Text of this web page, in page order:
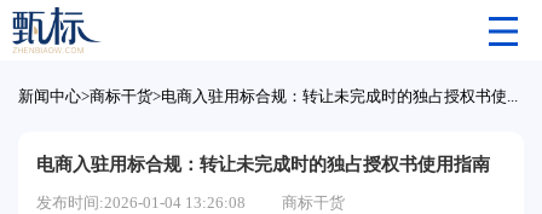
新闻中心>商标干货> 电商入驻用标合规：转让未完成时的独占授权书使用指南
电商入驻用标合规：转让未完成时的独占授权书使用指南
发布时间:2026-01-04 13:26:08 商标干货